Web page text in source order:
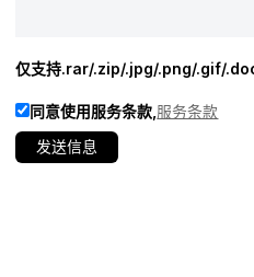
仅支持.rar/.zip/.jpg/.png/.gif/
同意使用服务条款, 服务条款
发送信息